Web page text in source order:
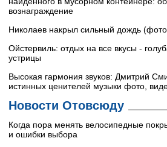
вознаграждение
Николаев накрыл сильный дождь
Ойстервиль: отдых на все вкусы -
устрицы
Высокая гармония звуков: Дмитрий
истинных ценителей музыки фото,
Новости Отовсюду
Когда пора менять велосипедные
и ошибки выбора